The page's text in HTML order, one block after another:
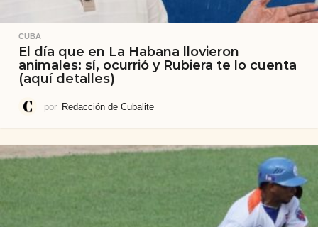
CUBA
El día que en La Habana llovieron
animales: sí, ocurrió y Rubiera te lo cuenta
(aquí detalles)
por Redacción de Cubalite